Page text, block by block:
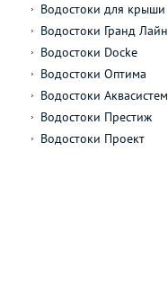
Водостоки для крыши
Водостоки Гранд Лайн
Водостоки Docke
Водостоки Оптима
Водостоки Аквасистем
Водостоки Престиж
Водостоки Проект